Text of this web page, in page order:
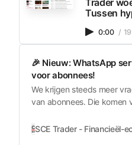
Tussen
0:00 /
🎉 Nieuw: WhatsApp
voor abonnees!
We krijgen steeds meer
van abonnees. Die komen
makkelijker te maken, kan
SCE Trader - Financieël-